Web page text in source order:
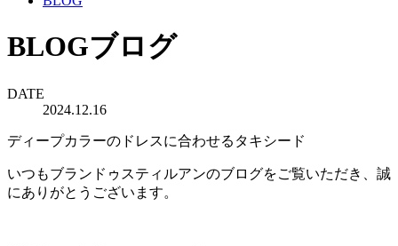
BLOGブログ
DATE
2024.12.16
ディープカラーのドレスに合わせるタキシード
いつもブランドゥスティルアンのブログをご覧いただき、誠
にありがとうございます。